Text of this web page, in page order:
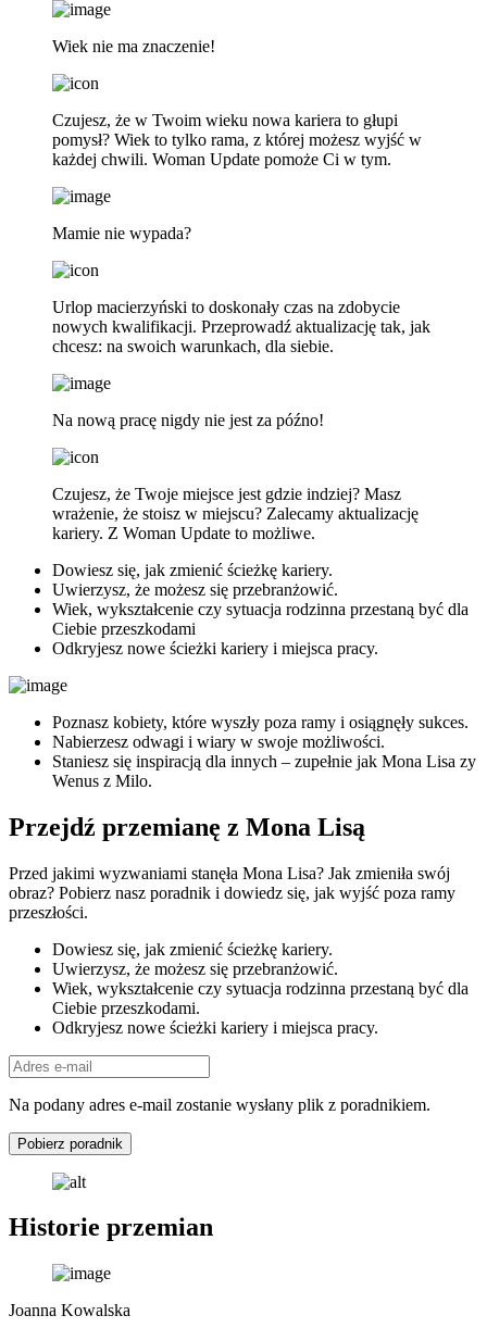
Wiek nie ma znaczenie!
Czujesz, że w Twoim wieku nowa kariera to głupi
pomysł? Wiek to tylko rama, z której możesz wyjść w
każdej chwili. Woman Update pomoże Ci w tym.
Mamie nie wypada?
Urlop macierzyński to doskonały czas na zdobycie
nowych kwalifikacji. Przeprowadź aktualizację tak, jak
chcesz: na swoich warunkach, dla siebie.
Na nową pracę nigdy nie jest za późno!
Czujesz, że Twoje miejsce jest gdzie indziej? Masz
wrażenie, że stoisz w miejscu? Zalecamy aktualizację
kariery. Z Woman Update to możliwe.
Dowiesz się, jak zmienić ścieżkę kariery.
Uwierzysz, że możesz się przebranżowić.
Wiek, wykształcenie czy sytuacja rodzinna przestaną być dla
Ciebie przeszkodami
Odkryjesz nowe ścieżki kariery i miejsca pracy.
Poznasz kobiety, które wyszły poza ramy i osiągnęły sukces.
Nabierzesz odwagi i wiary w swoje możliwości.
Staniesz się inspiracją dla innych – zupełnie jak Mona Lisa zy
Wenus z Milo.
Przejdź przemianę z Mona Lisą
Przed jakimi wyzwaniami stanęła Mona Lisa? Jak zmieniła swój
obraz? Pobierz nasz poradnik i dowiedz się, jak wyjść poza ramy
przeszłości.
Dowiesz się, jak zmienić ścieżkę kariery.
Uwierzysz, że możesz się przebranżowić.
Wiek, wykształcenie czy sytuacja rodzinna przestaną być dla
Ciebie przeszkodami.
Odkryjesz nowe ścieżki kariery i miejsca pracy.
Na podany adres e-mail zostanie wysłany plik z poradnikiem.
Pobierz poradnik
Historie przemian
Joanna Kowalska